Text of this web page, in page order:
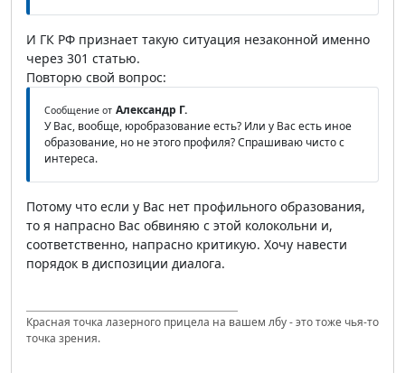
И ГК РФ признает такую ситуация незаконной именно
через 301 статью.
Повторю свой вопрос:
Сообщение от Александр Г.
У Вас, вообще, юробразование есть? Или у Вас есть иное
образование, но не этого профиля? Спрашиваю чисто с
интереса.
Потому что если у Вас нет профильного образования,
то я напрасно Вас обвиняю с этой колокольни и,
соответственно, напрасно критикую. Хочу навести
порядок в диспозиции диалога.
Красная точка лазерного прицела на вашем лбу - это тоже чья-то
точка зрения.